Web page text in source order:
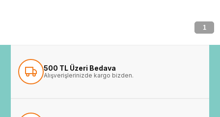
1
500 TL Üzeri Bedava
Alışverişlerinizde kargo bizden.